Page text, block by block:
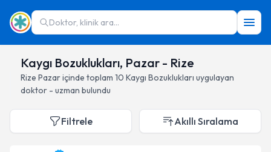
Doktor, klinik ara...
Kaygı Bozuklukları, Pazar - Rize
Rize Pazariçinde toplam 10 Kaygı Bozuklukları uygulayan
doktor - uzman bulundu
Filtrele Akıllı Sıralama